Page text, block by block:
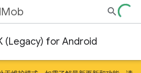
(Legacy) for Android